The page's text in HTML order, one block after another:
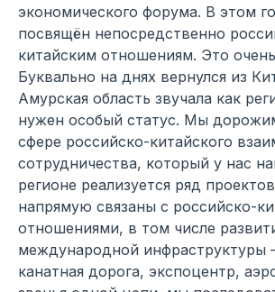
экономического форума. В этом
посвящён непосредственно
китайским отношениям. Это
Буквально на днях вернулся из
Амурская область звучала как
нужен особый статус. Мы
сфере российско-китайского
сотрудничества, который у нас
регионе реализуется ряд
напрямую связаны с российско-
отношениями, в том числе
международной
канатная дорога, экспоцентр,